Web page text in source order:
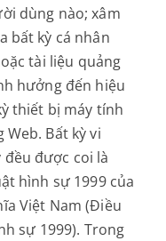
dùng nào; xâm
bất kỳ cá nhân
tài liệu quảng
hưởng đến hiệu
thiết bị máy tính
Bất kỳ vi
được coi là
hình sự 1999 của
Việt Nam (Điều
sự 1999). Trong